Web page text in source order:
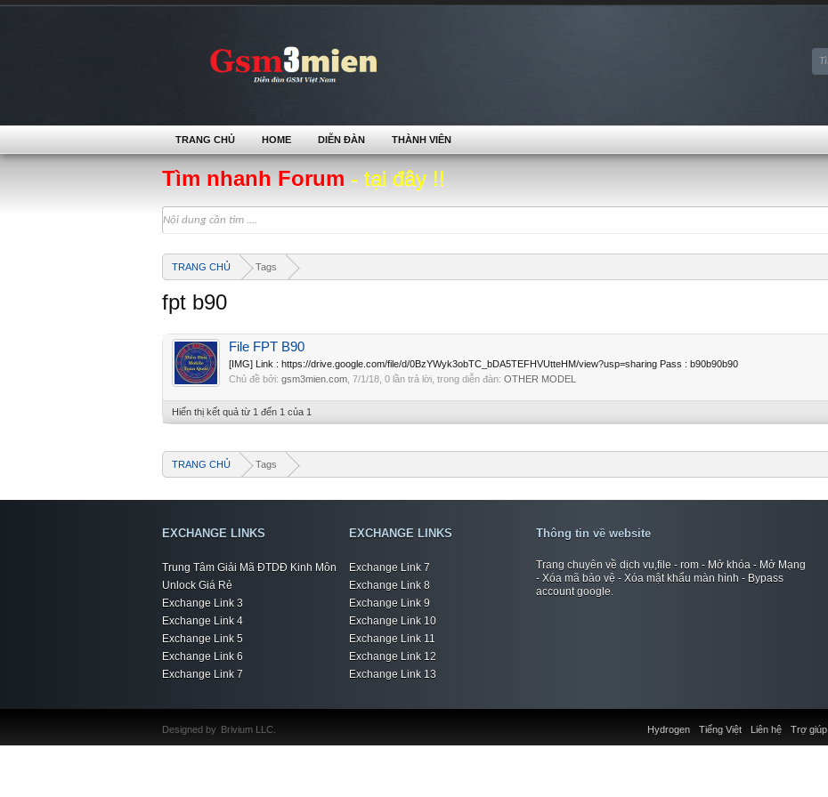
Tìm nhanh Forum - tại đây !!
TRANG CHỦ Tags
fpt b90
File FPT B90
[IMG] Link : https://drive.google.com/file/d/0BzYWyk3obTC_bDA5TEFHVUtteHM/view?usp=sharing Pass : b90b90b90
Chủ đề bởi: gsm3mien.com 7/1/18 , 0 lần trả lời, trong diễn đàn: OTHER MODEL
Hiển thị kết quả từ 1 đến 1 của 1
TRANG CHỦ Tags
TRANG CHỦ HOME DIỄN ĐÀN THÀNH VIÊN
EXCHANGE LINKS
Trung Tâm Giải Mã ĐTDĐ Kinh Môn
Unlock Giá Rẻ
Exchange Link 3
Exchange Link 4
Exchange Link 5
Exchange Link 6
Exchange Link 7
EXCHANGE LINKS
Exchange Link 7
Exchange Link 8
Exchange Link 9
Exchange Link 10
Exchange Link 11
Exchange Link 12
Exchange Link 13
Thông tin về website
Trang chuyên về dịch vụ,file - rom - Mở khóa - Mở Mạng
- Xóa mã bảo vệ - Xóa mật khẩu màn hình - Bypass
account google.
Liên hệ Trợ giúp
Hydrogen Tiếng Việt
Designed by Brivium LLC.